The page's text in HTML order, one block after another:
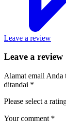
Leave a review
Leave a review
Alamat email Anda
ditandai *
Please select a
Your comment *